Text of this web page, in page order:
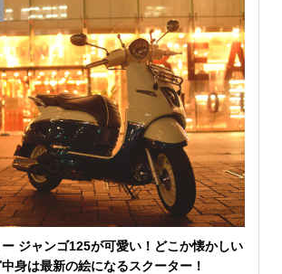
ー ジャンゴ125が可愛い！どこか懐かしい
身は最新の絵になるスクーター！